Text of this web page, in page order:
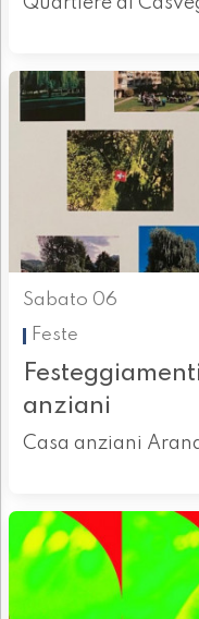
Sabato 06
Feste
anziani
Casa anziani